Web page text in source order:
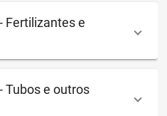
Fertilizantes e
Tubos e outros